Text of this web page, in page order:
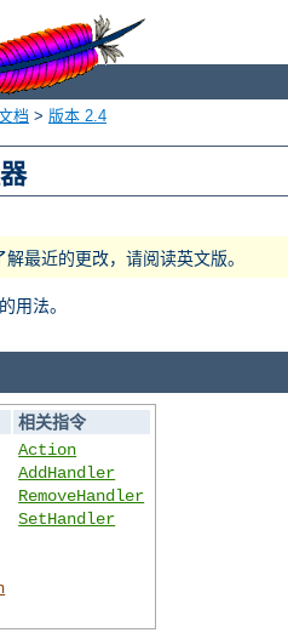
档 > 版本 2.4
最近的更改，请阅读英文版。
用法。
相关指令
Action
AddHandler
RemoveHandler
SetHandler